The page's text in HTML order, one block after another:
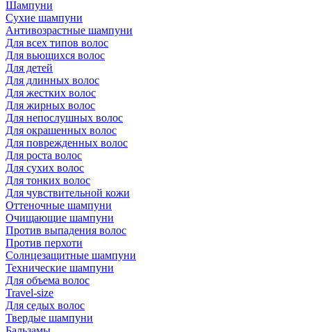
Шампуни
Сухие шампуни
Антивозрастные шампуни
Для всех типов волос
Для вьющихся волос
Для детей
Для длинных волос
Для жестких волос
Для жирных волос
Для непослушных волос
Для окрашенных волос
Для поврежденных волос
Для роста волос
Для сухих волос
Для тонких волос
Для чувствительной кожи
Оттеночные шампуни
Очищающие шампуни
Против выпадения волос
Против перхоти
Солнцезащитные шампуни
Технические шампуни
Для объема волос
Travel-size
Для седых волос
Твердые шампуни